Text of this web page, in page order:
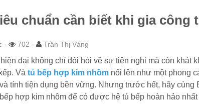
chuẩn cần biết khi gia công
- 702 - Trần Thị Vàng
đại không chỉ đòi hỏi về sự tiện nghi mà còn khát
Và tủ bếp hợp kim nhôm nổi lên như một phong
tính tiện dụng bền vững. Nhưng trước hết, hãy cùng
hợp kim nhôm để có được hệ tủ bếp hoàn hảo